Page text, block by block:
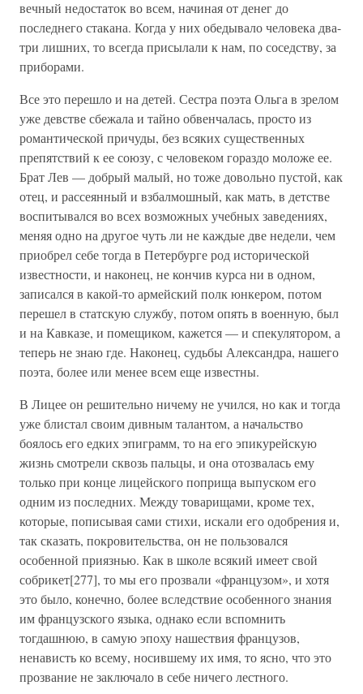
вечный недостаток во всем, начиная от денег до
последнего стакана. Когда у них обедывало человека два-
три лишних, то всегда присылали к нам, по соседству, за
приборами.
Все это перешло и на детей. Сестра поэта Ольга в зрелом
уже девстве сбежала и тайно обвенчалась, просто из
романтической причуды, без всяких существенных
препятствий к ее союзу, с человеком гораздо моложе ее.
Брат Лев — добрый малый, но тоже довольно пустой, как
отец, и рассеянный и взбалмошный, как мать, в детстве
воспитывался во всех возможных учебных заведениях,
меняя одно на другое чуть ли не каждые две недели, чем
приобрел себе тогда в Петербурге род исторической
известности, и наконец, не кончив курса ни в одном,
записался в какой-то армейский полк юнкером, потом
перешел в статскую службу, потом опять в военную, был
и на Кавказе, и помещиком, кажется — и спекулятором, а
теперь не знаю где. Наконец, судьбы Александра, нашего
поэта, более или менее всем еще известны.
В Лицее он решительно ничему не учился, но как и тогда
уже блистал своим дивным талантом, а начальство
боялось его едких эпиграмм, то на его эпикурейскую
жизнь смотрели сквозь пальцы, и она отозвалась ему
только при конце лицейского поприща выпуском его
одним из последних. Между товарищами, кроме тех,
которые, пописывая сами стихи, искали его одобрения и,
так сказать, покровительства, он не пользовался
особенной приязнью. Как в школе всякий имеет свой
собрикет[277], то мы его прозвали «французом», и хотя
это было, конечно, более вследствие особенного знания
им французского языка, однако если вспомнить
тогдашнюю, в самую эпоху нашествия французов,
ненависть ко всему, носившему их имя, то ясно, что это
прозвание не заключало в себе ничего лестного.